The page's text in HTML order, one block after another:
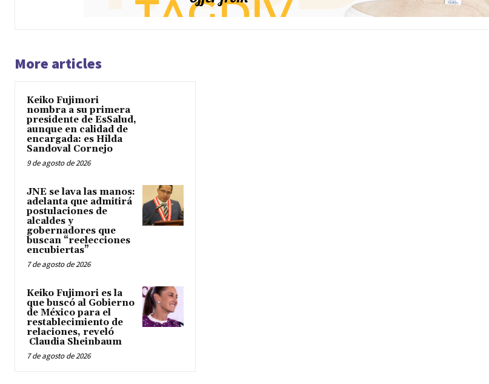
More articles
Keiko Fujimori
nombra a su primera
presidente de EsSalud,
aunque en calidad de
encargada: es Hilda
Sandoval Cornejo
9 de agosto de 2026
JNE se lava las manos:
adelanta que admitirá
postulaciones de
alcaldes y
gobernadores que
buscan “reelecciones
encubiertas”
7 de agosto de 2026
Keiko Fujimori es la
que buscó al Gobierno
de México para el
restablecimiento de
relaciones, reveló
Claudia Sheinbaum
7 de agosto de 2026